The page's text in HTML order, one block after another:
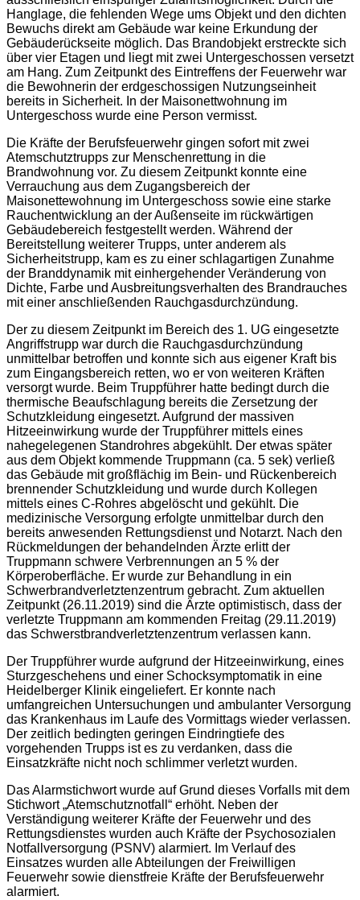
Hanglage, die fehlenden Wege ums Objekt und den dichten
Bewuchs direkt am Gebäude war keine Erkundung der
Gebäuderückseite möglich. Das Brandobjekt erstreckte sich
über vier Etagen und liegt mit zwei Untergeschossen versetzt
am Hang. Zum Zeitpunkt des Eintreffens der Feuerwehr war
die Bewohnerin der erdgeschossigen Nutzungseinheit
bereits in Sicherheit. In der Maisonettwohnung im
Untergeschoss wurde eine Person vermisst.
Die Kräfte der Berufsfeuerwehr gingen sofort mit zwei
Atemschutztrupps zur Menschenrettung in die
Brandwohnung vor. Zu diesem Zeitpunkt konnte eine
Verrauchung aus dem Zugangsbereich der
Maisonettewohnung im Untergeschoss sowie eine starke
Rauchentwicklung an der Außenseite im rückwärtigen
Gebäudebereich festgestellt werden. Während der
Bereitstellung weiterer Trupps, unter anderem als
Sicherheitstrupp, kam es zu einer schlagartigen Zunahme
der Branddynamik mit einhergehender Veränderung von
Dichte, Farbe und Ausbreitungsverhalten des Brandrauches
mit einer anschließenden Rauchgasdurchzündung.
Der zu diesem Zeitpunkt im Bereich des 1. UG eingesetzte
Angriffstrupp war durch die Rauchgasdurchzündung
unmittelbar betroffen und konnte sich aus eigener Kraft bis
zum Eingangsbereich retten, wo er von weiteren Kräften
versorgt wurde. Beim Truppführer hatte bedingt durch die
thermische Beaufschlagung bereits die Zersetzung der
Schutzkleidung eingesetzt. Aufgrund der massiven
Hitzeeinwirkung wurde der Truppführer mittels eines
nahegelegenen Standrohres abgekühlt. Der etwas später
aus dem Objekt kommende Truppmann (ca. 5 sek) verließ
das Gebäude mit großflächig im Bein- und Rückenbereich
brennender Schutzkleidung und wurde durch Kollegen
mittels eines C-Rohres abgelöscht und gekühlt. Die
medizinische Versorgung erfolgte unmittelbar durch den
bereits anwesenden Rettungsdienst und Notarzt. Nach den
Rückmeldungen der behandelnden Ärzte erlitt der
Truppmann schwere Verbrennungen an 5 % der
Körperoberfläche. Er wurde zur Behandlung in ein
Schwerbrandverletztenzentrum gebracht. Zum aktuellen
Zeitpunkt (26.11.2019) sind die Ärzte optimistisch, dass der
verletzte Truppmann am kommenden Freitag (29.11.2019)
das Schwerstbrandverletztenzentrum verlassen kann.
Der Truppführer wurde aufgrund der Hitzeeinwirkung, eines
Sturzgeschehens und einer Schocksymptomatik in eine
Heidelberger Klinik eingeliefert. Er konnte nach
umfangreichen Untersuchungen und ambulanter Versorgung
das Krankenhaus im Laufe des Vormittags wieder verlassen.
Der zeitlich bedingten geringen Eindringtiefe des
vorgehenden Trupps ist es zu verdanken, dass die
Einsatzkräfte nicht noch schlimmer verletzt wurden.
Das Alarmstichwort wurde auf Grund dieses Vorfalls mit dem
Stichwort „Atemschutznotfall“ erhöht. Neben der
Verständigung weiterer Kräfte der Feuerwehr und des
Rettungsdienstes wurden auch Kräfte der Psychosozialen
Notfallversorgung (PSNV) alarmiert. Im Verlauf des
Einsatzes wurden alle Abteilungen der Freiwilligen
Feuerwehr sowie dienstfreie Kräfte der Berufsfeuerwehr
alarmiert.